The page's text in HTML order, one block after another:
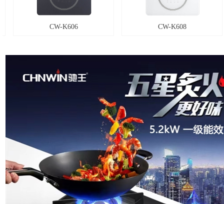
CW-K606 CW-K608